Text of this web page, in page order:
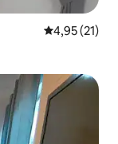
Classificação
4,95 (21)